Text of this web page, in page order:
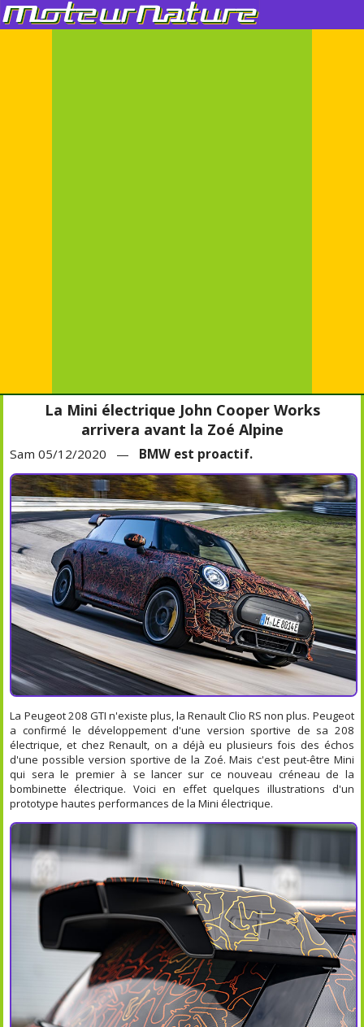
La Mini électrique John Cooper Works
arrivera avant la Zoé Alpine
Sam 05/12/2020 — BMW est proactif.
La Peugeot 208 GTI n'existe plus, la Renault Clio RS non plus. Peugeot
a confirmé le développement d'une version sportive de sa 208
électrique, et chez Renault, on a déjà eu plusieurs fois des échos
d'une possible version sportive de la Zoé. Mais c'est peut-être Mini
qui sera le premier à se lancer sur ce nouveau créneau de la
bombinette électrique. Voici en effet quelques illustrations d'un
prototype hautes performances de la Mini électrique.